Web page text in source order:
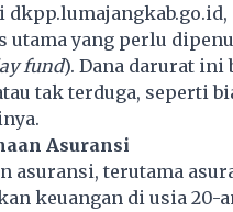
utama yang perlu
fund). Dana darurat ini
tak terduga, seperti
Asuransi
asuransi, terutama
keuangan di usia 20-